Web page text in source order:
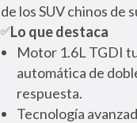
de los SUV chinos de
✅Lo que destaca
Motor 1.6L TGDI
automática de
respuesta.
Tecnología